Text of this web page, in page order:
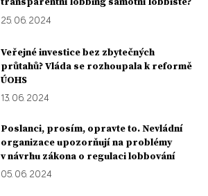
25. 06. 2024
Veřejné investice bez zbytečných
průtahů? Vláda se rozhoupala k reformě
ÚOHS
13. 06. 2024
Poslanci, prosím, opravte to. Nevládní
organizace upozorňují na problémy
v návrhu zákona o regulaci lobbování
05. 06. 2024